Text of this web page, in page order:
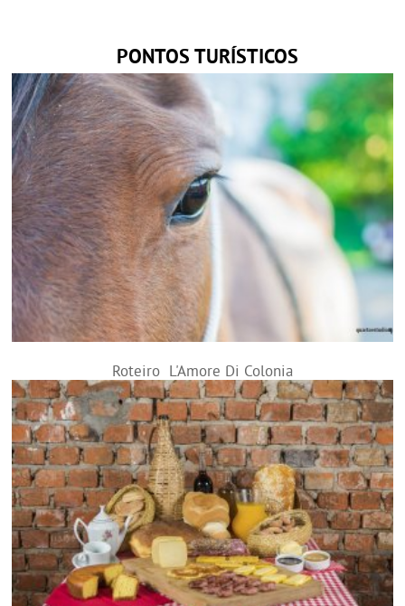
PONTOS TURÍSTICOS
Roteiro L'Amore Di Colonia